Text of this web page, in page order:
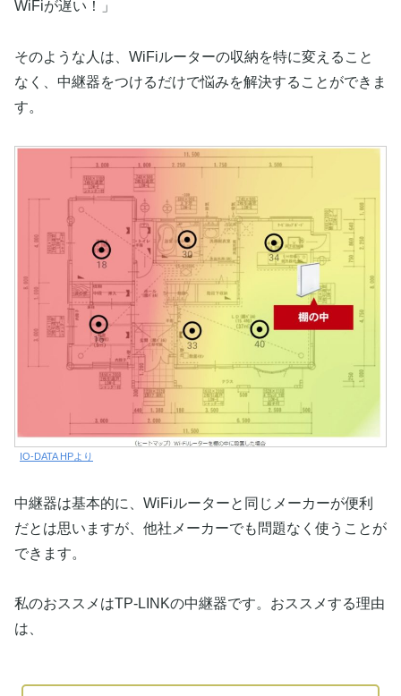
WiFiが遅い！」
そのような人は、WiFiルーターの収納を特に変えること
なく、中継器をつけるだけで悩みを解決することができま
す。
IO-DATA HPより
中継器は基本的に、WiFiルーターと同じメーカーが便利
だとは思いますが、他社メーカーでも問題なく使うことが
できます。
私のおススメはTP-LINKの中継器です。おススメする理由
は、